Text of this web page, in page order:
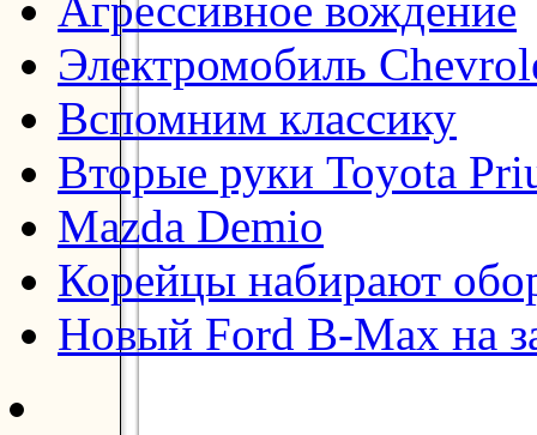
Электромобиль
Вспомним классику
Вторые руки Toyota
Mazda Demio
Корейцы набирают
Новый Ford B-Max на